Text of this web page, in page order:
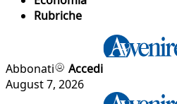
Rubriche
Abbonati
Accedi
August 7, 2026